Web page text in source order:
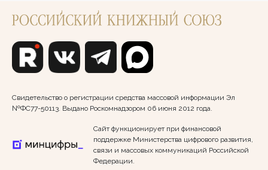
Свидетельство о регистрации средства массовой информации Эл
№ФС77-50113. Выдано Роскомнадзором 06 июня 2012 года.
Сайт функционирует при финансовой
поддержке Министерства цифрового развития,
связи и массовых коммуникаций Российской
Федерации.